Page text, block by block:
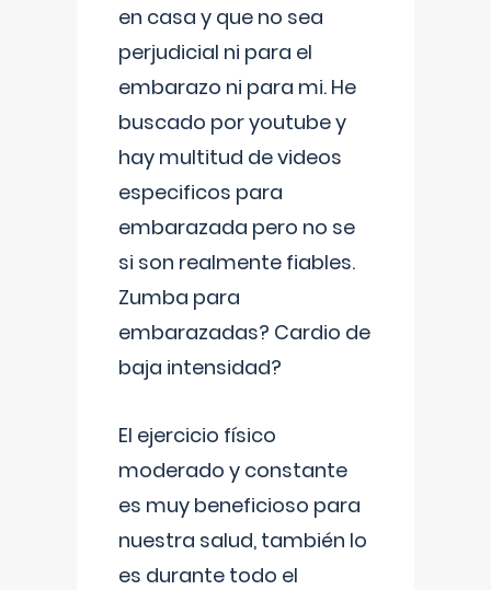
en casa y que no sea
perjudicial ni para el
embarazo ni para mi. He
buscado por youtube y
hay multitud de videos
especificos para
embarazada pero no se
si son realmente fiables.
Zumba para
embarazadas? Cardio de
baja intensidad?
El ejercicio físico
moderado y constante
es muy beneficioso para
nuestra salud, también lo
es durante todo el